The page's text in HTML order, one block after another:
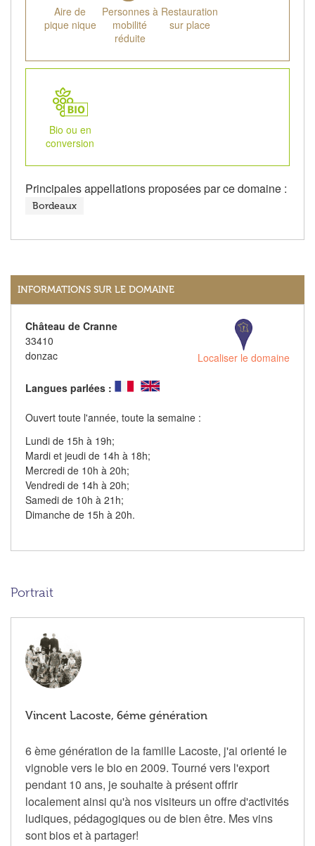
Aire de
pique nique
Personnes à
mobilité
réduite
Restauration
sur place
Bio ou en
conversion
Principales appellations proposées par ce domaine :
Bordeaux
INFORMATIONS SUR LE DOMAINE
Château de Cranne
33410
donzac
Localiser le domaine
Langues parlées :
Ouvert toute l'année, toute la semaine :
Lundi de 15h à 19h;
Mardi et jeudi de 14h à 18h;
Mercredi de 10h à 20h;
Vendredi de 14h à 20h;
Samedi de 10h à 21h;
Dimanche de 15h à 20h.
Portrait
Vincent Lacoste, 6éme génération
6 ème génération de la famille Lacoste, j'ai orienté le
vignoble vers le bio en 2009. Tourné vers l'export
pendant 10 ans, je souhaite à présent offrir
localement ainsi qu'à nos visiteurs un offre d'activités
ludiques, pédagogiques ou de bien être. Mes vins
sont bios et à partager!